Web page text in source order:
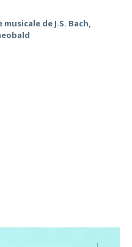
de J.S. Bach,